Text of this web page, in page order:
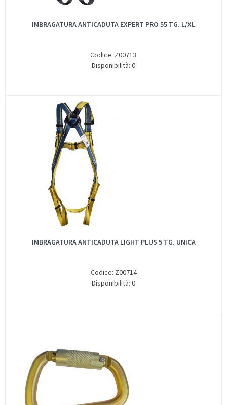
IMBRAGATURA ANTICADUTA EXPERT PRO 55 TG. L/XL
Codice: Z00713
Disponibilità: 0
IMBRAGATURA ANTICADUTA LIGHT PLUS 5 TG. UNICA
Codice: Z00714
Disponibilità: 0